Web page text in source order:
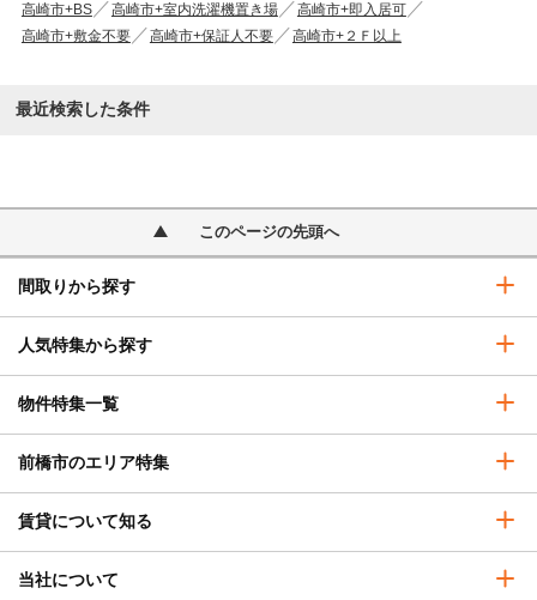
高崎市+BS
高崎市+室内洗濯機置き場
高崎市+即入居可
高崎市+敷金不要
高崎市+保証人不要 高崎市+２Ｆ以上
最近検索した条件
このページの先頭へ
間取りから探す
人気特集から探す
物件特集一覧
前橋市のエリア特集
賃貸について知る
当社について